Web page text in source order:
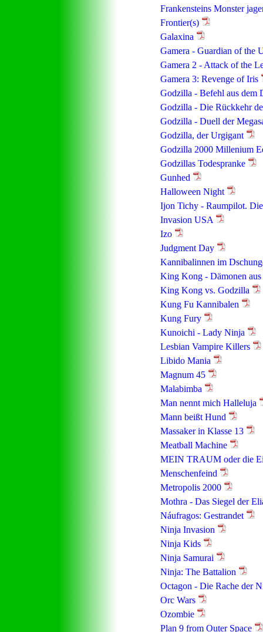
Frankensteins Monster
Frontier(s)
Galaxina
Gamera - Guardian of the
Gamera 2 - Attack of the
Gamera 3: Revenge of Iris
Godzilla - Befehl aus dem
Godzilla - Die Rückkehr
Godzilla - Duell der
Godzilla, der Urgigant
Godzilla 2000 Millenium
Godzillas Todespranke
Gunhed
Halloween Night
Ijon Tichy - Raumpilot. Die
Invasion USA
Izo
Judgment Day
Kannibalinnen im
King Kong - Dämonen
King Kong vs. Godzilla
Kung Fu Kannibalen
Kung Fury
Kunoichi - Lady Ninja
Lesbian Vampire Killers
Libido Mania
Magnum 45
Malabimba
Man nennt mich Halleluja
Mann beißt Hund
Massaker in Klasse 13
Meatball Machine
MEIN TRAUM oder die
Menschenfeind
Metropolis 2000
Mothra - Das Siegel der
Náufragos: Gestrandet
Ninja Invasion
Ninja Kids
Ninja Samurai
Ninja: The Battalion
Octagon - Die Rache der
Orc Wars
Ozombie
Plan 9 from Outer Space